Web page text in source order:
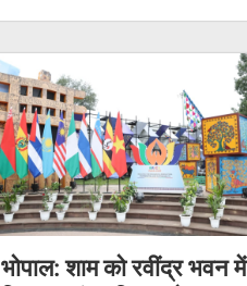
भोपाल: शाम को रवींद्र भवन में